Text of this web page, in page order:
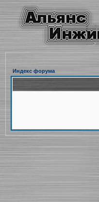
Индекс форума